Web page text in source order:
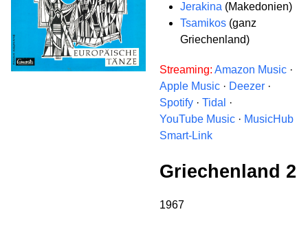
Jerakina (Makedonien)
Tsamikos (ganz
Griechenland)
Streaming: Amazon Music ·
Apple Music · Deezer ·
Spotify · Tidal ·
YouTube Music · MusicHub
Smart-Link
Griechenland 2
1967